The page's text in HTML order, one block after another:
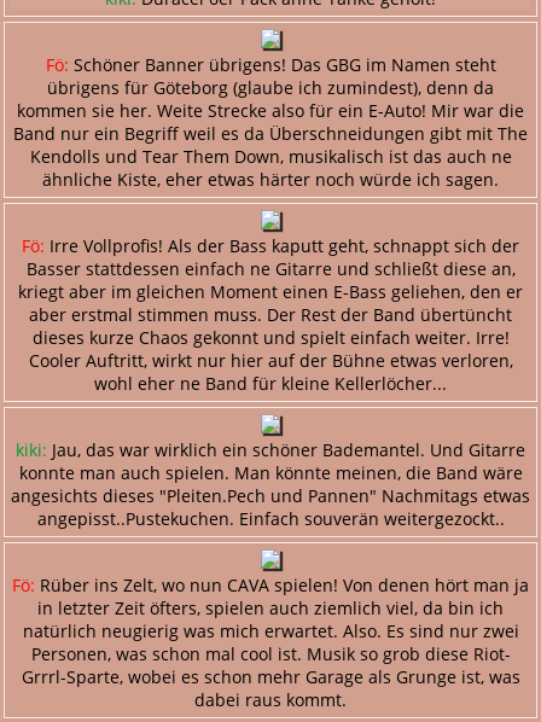
Fö: Schöner Banner übrigens! Das GBG im Namen steht
übrigens für Göteborg (glaube ich zumindest), denn da
kommen sie her. Weite Strecke also für ein E-Auto! Mir war die
Band nur ein Begriff weil es da Überschneidungen gibt mit The
Kendolls und Tear Them Down, musikalisch ist das auch ne
ähnliche Kiste, eher etwas härter noch würde ich sagen.
Fö: Irre Vollprofis! Als der Bass kaputt geht, schnappt sich der
Basser stattdessen einfach ne Gitarre und schließt diese an,
kriegt aber im gleichen Moment einen E-Bass geliehen, den er
aber erstmal stimmen muss. Der Rest der Band übertüncht
dieses kurze Chaos gekonnt und spielt einfach weiter. Irre!
Cooler Auftritt, wirkt nur hier auf der Bühne etwas verloren,
wohl eher ne Band für kleine Kellerlöcher...
kiki: Jau, das war wirklich ein schöner Bademantel. Und Gitarre
konnte man auch spielen. Man könnte meinen, die Band wäre
angesichts dieses "Pleiten.Pech und Pannen" Nachmitags etwas
angepisst..Pustekuchen. Einfach souverän weitergezockt..
Fö: Rüber ins Zelt, wo nun CAVA spielen! Von denen hört man ja
in letzter Zeit öfters, spielen auch ziemlich viel, da bin ich
natürlich neugierig was mich erwartet. Also. Es sind nur zwei
Personen, was schon mal cool ist. Musik so grob diese Riot-
Grrrl-Sparte, wobei es schon mehr Garage als Grunge ist, was
dabei raus kommt.